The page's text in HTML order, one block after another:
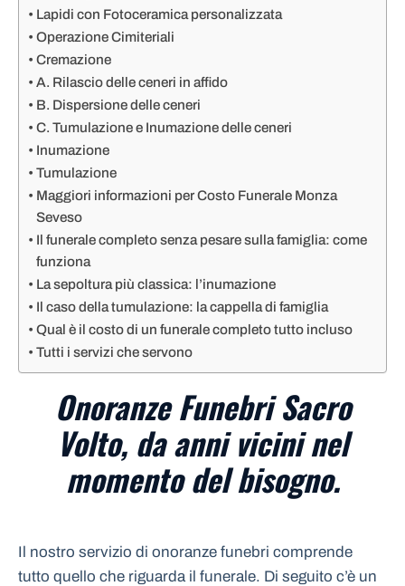
Lapidi con Fotoceramica personalizzata
Operazione Cimiteriali
Cremazione
A. Rilascio delle ceneri in affido
B. Dispersione delle ceneri
C. Tumulazione e Inumazione delle ceneri
Inumazione
Tumulazione
Maggiori informazioni per Costo Funerale Monza
Seveso
Il funerale completo senza pesare sulla famiglia: come
funziona
La sepoltura più classica: l’inumazione
Il caso della tumulazione: la cappella di famiglia
Qual è il costo di un funerale completo tutto incluso
Tutti i servizi che servono
Onoranze Funebri Sacro
Volto, da anni vicini nel
momento del bisogno.
Il nostro servizio di onoranze funebri comprende
tutto quello che riguarda il funerale. Di seguito c’è un